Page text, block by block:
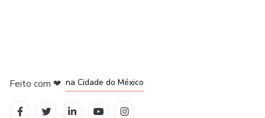
Feito com ❤ na Cidade do México